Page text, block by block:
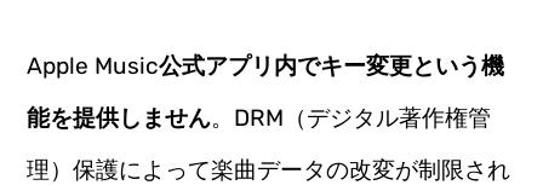
Apple Music公式アプリ内でキー変更という機
能を提供しません。DRM（デジタル著作権管
理）保護によって楽曲データの改変が制限され